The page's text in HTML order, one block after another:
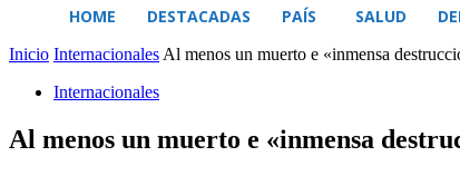
HOME DESTACADAS PAÍS SALUD
Inicio Internacionales Al menos un muerto e «inmensa
Internacionales
Al menos un muerto e «inmensa